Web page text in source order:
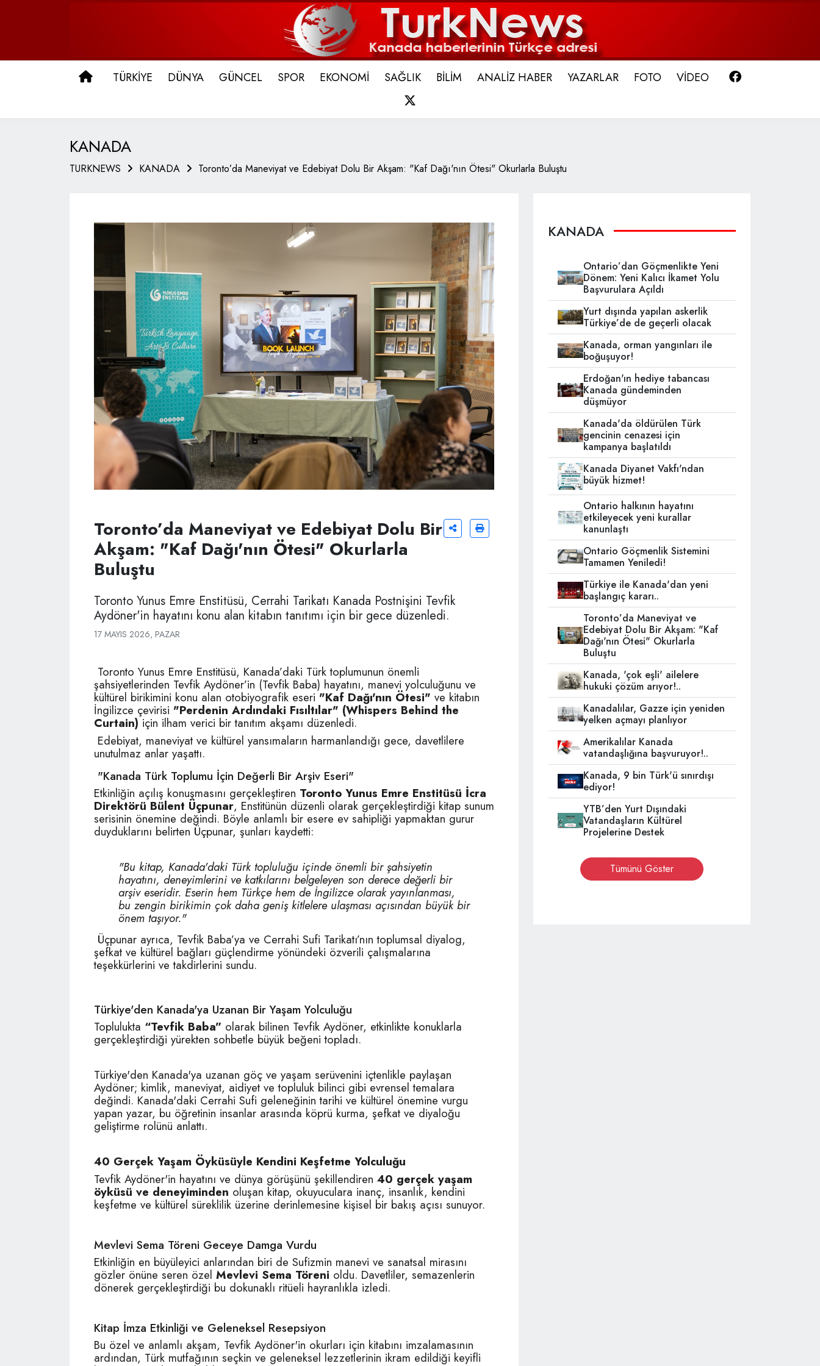
ANA SAYFA
TÜRKİYE DÜNYA GÜNCEL SPOR EKONOMİ SAĞLIK BİLİM ANALİZ HABER YAZARLAR FOTO VİDEO
KANADA
TURKNEWS KANADA Toronto’da Maneviyat ve Edebiyat Dolu Bir Akşam: "Kaf Dağı'nın Ötesi" Okurlarla Buluştu
Toronto’da Maneviyat ve Edebiyat Dolu Bir
Akşam: "Kaf Dağı'nın Ötesi" Okurlarla
Buluştu
Toronto Yunus Emre Enstitüsü, Cerrahi Tarikatı Kanada Postnişini Tevfik
Aydöner'in hayatını konu alan kitabın tanıtımı için bir gece düzenledi.
17 MAYIS 2026, PAZAR
Toronto Yunus Emre Enstitüsü, Kanada’daki Türk toplumunun önemli
şahsiyetlerinden Tevfik Aydöner’in (Tevfik Baba) hayatını, manevi yolculuğunu ve
kültürel birikimini konu alan otobiyografik eseri "Kaf Dağı'nın Ötesi" ve kitabın
İngilizce çevirisi "Perdenin Ardındaki Fısıltılar" (Whispers Behind the
Curtain) için ilham verici bir tanıtım akşamı düzenledi.
Edebiyat, maneviyat ve kültürel yansımaların harmanlandığı gece, davetlilere
unutulmaz anlar yaşattı.
"Kanada Türk Toplumu İçin Değerli Bir Arşiv Eseri"
Etkinliğin açılış konuşmasını gerçekleştiren Toronto Yunus Emre Enstitüsü İcra
Direktörü Bülent Üçpunar, Enstitünün düzenli olarak gerçekleştirdiği kitap sunum
serisinin önemine değindi. Böyle anlamlı bir esere ev sahipliği yapmaktan gurur
duyduklarını belirten Üçpunar, şunları kaydetti:
"Bu kitap, Kanada'daki Türk topluluğu içinde önemli bir şahsiyetin
hayatını, deneyimlerini ve katkılarını belgeleyen son derece değerli bir
arşiv eseridir. Eserin hem Türkçe hem de İngilizce olarak yayınlanması,
bu zengin birikimin çok daha geniş kitlelere ulaşması açısından büyük bir
önem taşıyor."
Üçpunar ayrıca, Tevfik Baba’ya ve Cerrahi Sufi Tarikatı’nın toplumsal diyalog,
şefkat ve kültürel bağları güçlendirme yönündeki özverili çalışmalarına
teşekkürlerini ve takdirlerini sundu.
Türkiye'den Kanada'ya Uzanan Bir Yaşam Yolculuğu
Toplulukta “Tevfik Baba” olarak bilinen Tevfik Aydöner, etkinlikte konuklarla
gerçekleştirdiği yürekten sohbetle büyük beğeni topladı.
Türkiye'den Kanada'ya uzanan göç ve yaşam serüvenini içtenlikle paylaşan
Aydöner; kimlik, maneviyat, aidiyet ve topluluk bilinci gibi evrensel temalara
değindi. Kanada'daki Cerrahi Sufi geleneğinin tarihi ve kültürel önemine vurgu
yapan yazar, bu öğretinin insanlar arasında köprü kurma, şefkat ve diyaloğu
geliştirme rolünü anlattı.
40 Gerçek Yaşam Öyküsüyle Kendini Keşfetme Yolculuğu
Tevfik Aydöner'in hayatını ve dünya görüşünü şekillendiren 40 gerçek yaşam
öyküsü ve deneyiminden oluşan kitap, okuyuculara inanç, insanlık, kendini
keşfetme ve kültürel süreklilik üzerine derinlemesine kişisel bir bakış açısı sunuyor.
Mevlevi Sema Töreni Geceye Damga Vurdu
Etkinliğin en büyüleyici anlarından biri de Sufizmin manevi ve sanatsal mirasını
gözler önüne seren özel Mevlevi Sema Töreni oldu. Davetliler, semazenlerin
dönerek gerçekleştirdiği bu dokunaklı ritüeli hayranlıkla izledi.
Kitap İmza Etkinliği ve Geleneksel Resepsiyon
Bu özel ve anlamlı akşam, Tevfik Aydöner'in okurları için kitabını imzalamasının
ardından, Türk mutfağının seçkin ve geleneksel lezzetlerinin ikram edildiği keyifli
KANADA
Ontario’dan Göçmenlikte Yeni
Dönem: Yeni Kalıcı İkamet Yolu
Başvurulara Açıldı
Yurt dışında yapılan askerlik
Türkiye’de de geçerli olacak
Kanada, orman yangınları ile
boğuşuyor!
Erdoğan'ın hediye tabancası
Kanada gündeminden
düşmüyor
Kanada'da öldürülen Türk
gencinin cenazesi için
kampanya başlatıldı
Kanada Diyanet Vakfı'ndan
büyük hizmet!
Ontario halkının hayatını
etkileyecek yeni kurallar
kanunlaştı
Ontario Göçmenlik Sistemini
Tamamen Yeniledi!
Türkiye ile Kanada'dan yeni
başlangıç kararı..
Toronto’da Maneviyat ve
Edebiyat Dolu Bir Akşam: "Kaf
Dağı'nın Ötesi" Okurlarla
Buluştu
Kanada, 'çok eşli' ailelere
hukuki çözüm arıyor!..
Kanadalılar, Gazze için yeniden
yelken açmayı planlıyor
Amerikalılar Kanada
vatandaşlığına başvuruyor!..
Kanada, 9 bin Türk'ü sınırdışı
ediyor!
YTB’den Yurt Dışındaki
Vatandaşların Kültürel
Projelerine Destek
Tümünü Göster